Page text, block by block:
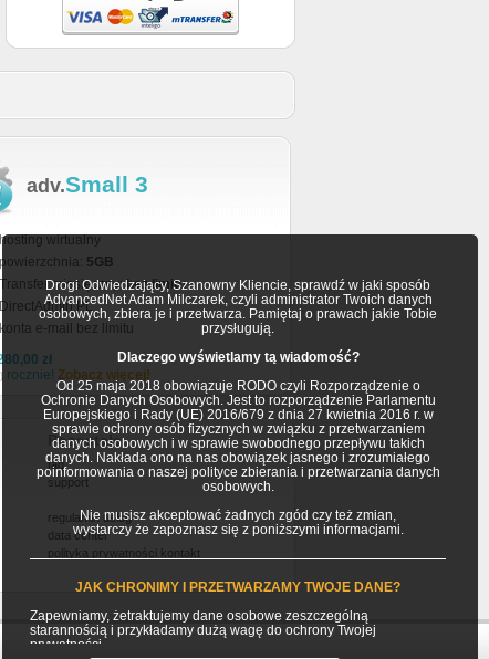
Drogi Odwiedzający, Szanowny Kliencie, sprawdź w jaki sposób
AdvancedNet Adam Milczarek, czyli administrator Twoich danych
osobowych, zbiera je i przetwarza. Pamiętaj o prawach jakie Tobie
przysługują.
Dlaczego wyświetlamy tą wiadomość?
Od 25 maja 2018 obowiązuje RODO czyli Rozporządzenie o
Ochronie Danych Osobowych. Jest to rozporządzenie Parlamentu
Europejskiego i Rady (UE) 2016/679 z dnia 27 kwietnia 2016 r. w
sprawie ochrony osób fizycznych w związku z przetwarzaniem
danych osobowych i w sprawie swobodnego przepływu takich
danych. Nakłada ono na nas obowiązek jasnego i zrozumiałego
poinformowania o naszej polityce zbierania i przetwarzania danych
osobowych.
Nie musisz akceptować żadnych zgód czy też zmian,
wystarczy że zapoznasz się z poniższymi informacjami.
JAK CHRONIMY I PRZETWARZAMY TWOJE DANE?
Zapewniamy, żetraktujemy dane osobowe zeszczególną
starannością i przykładamy dużą wagę do ochrony Twojej
prywatności.
adv.Small 3
hosting wirtualny
powierzchnia: 5GB
Transfer miesięczny:bez limitu
DirectAdmin PL
konta e-mail bez limitu
zł
rocznie! Zobacz więcej!
Pozostałe
faq
support
regulamin usług
data center
polityka prywatności kontakt